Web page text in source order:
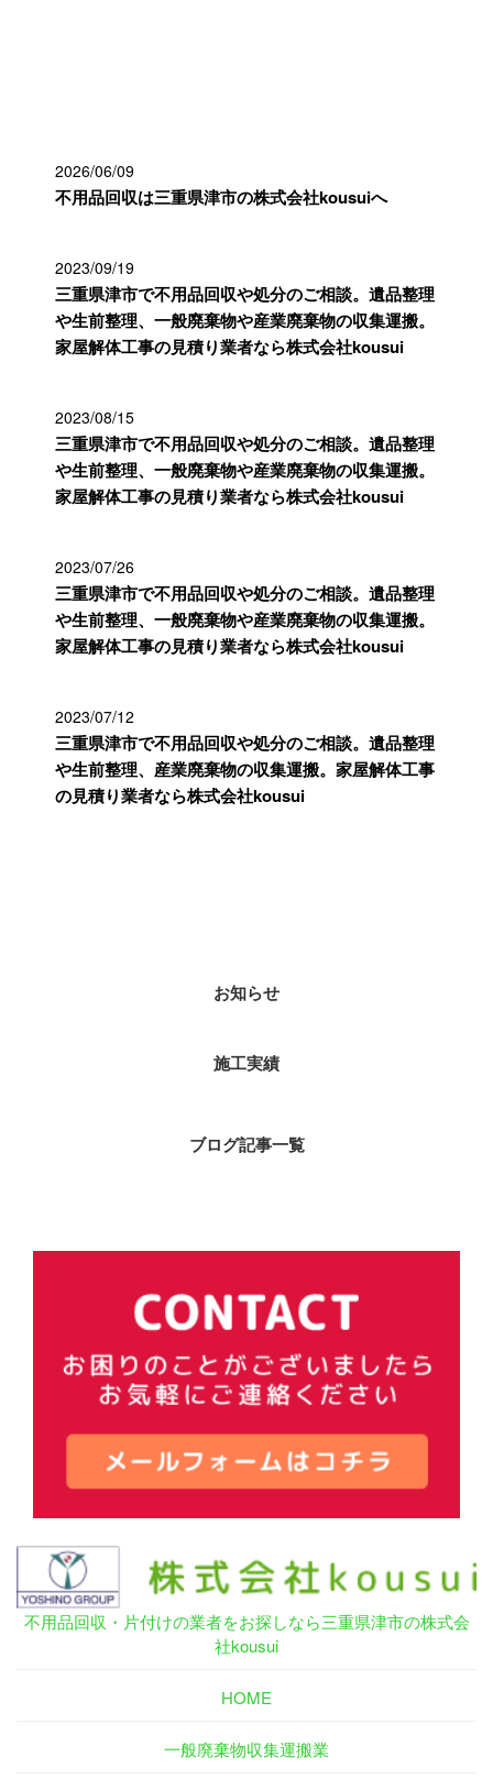
2026/06/09
不用品回収は三重県津市の株式会社kousuiへ
2023/09/19
三重県津市で不用品回収や処分のご相談。遺品整理
や生前整理、一般廃棄物や産業廃棄物の収集運搬。
家屋解体工事の見積り業者なら株式会社kousui
2023/08/15
三重県津市で不用品回収や処分のご相談。遺品整理
や生前整理、一般廃棄物や産業廃棄物の収集運搬。
家屋解体工事の見積り業者なら株式会社kousui
2023/07/26
三重県津市で不用品回収や処分のご相談。遺品整理
や生前整理、一般廃棄物や産業廃棄物の収集運搬。
家屋解体工事の見積り業者なら株式会社kousui
2023/07/12
三重県津市で不用品回収や処分のご相談。遺品整理
や生前整理、産業廃棄物の収集運搬。家屋解体工事
の見積り業者なら株式会社kousui
お知らせ
施工実績
ブログ記事一覧
不用品回収・片付けの業者をお探しなら三重県津市の株式会
社kousui
HOME
一般廃棄物収集運搬業